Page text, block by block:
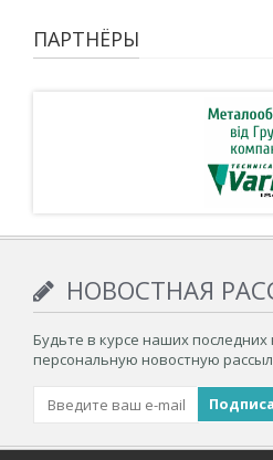
ПАРТНЁРЫ
НОВОСТНАЯ
Будьте в курсе наших
персональную новостную